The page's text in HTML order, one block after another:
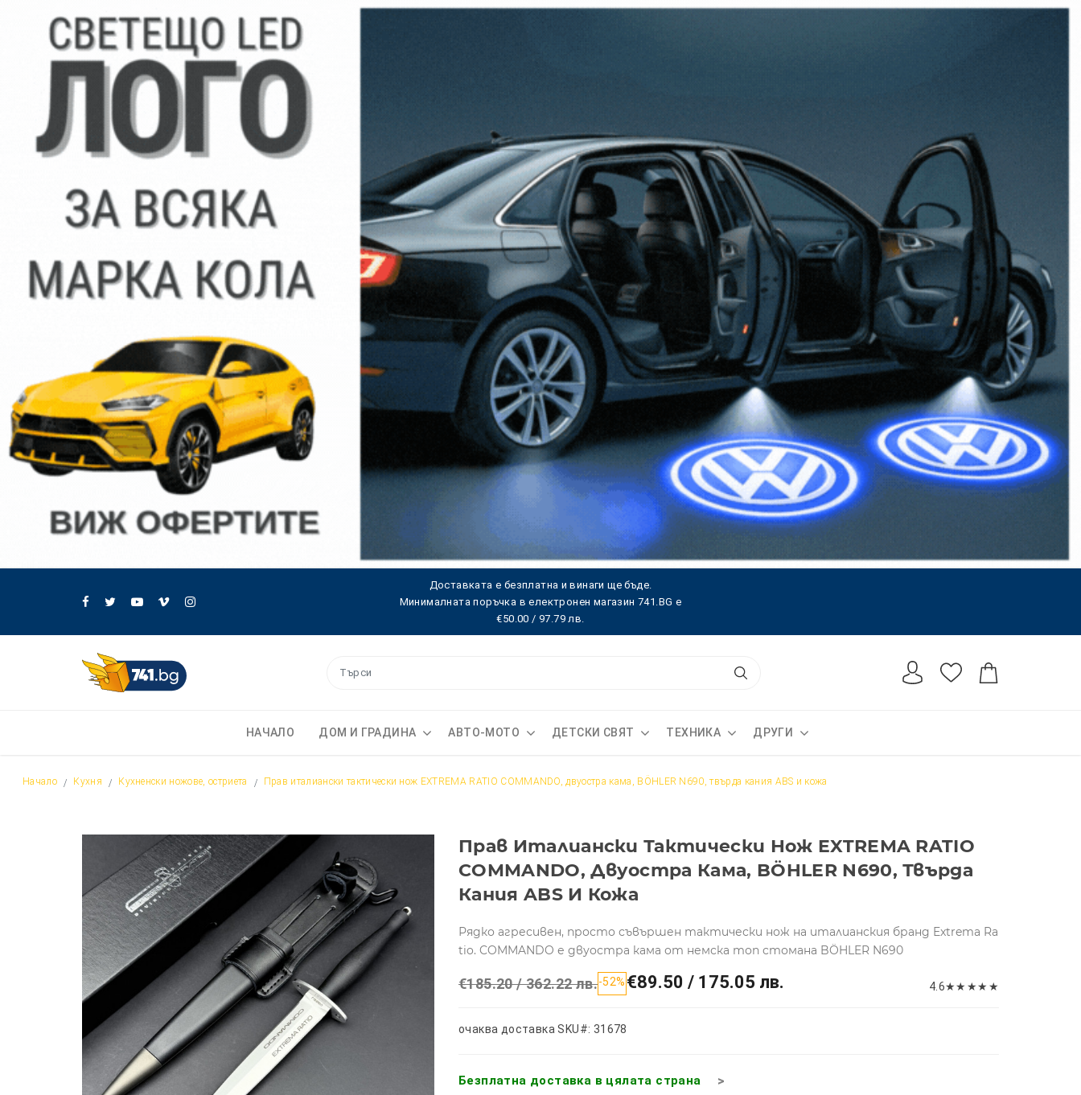
Доставката е безплатна и винаги ще бъде.
Минималната поръчка в електронен магазин 741.BG е
€50.00 / 97.79 лв.
НАЧАЛО ДОМ И ГРАДИНА АВТО-МОТО ДЕТСКИ СВЯТ ТЕХНИКА ДРУГИ
Начало Кухня Кухненски ножове, остриета Прав италиански тактически нoж EXTREMA RATIO COMMANDO, двуостра кама, BÖHLER N690, твърда кания ABS и кожа
Прав Италиански Тактически Нoж EXTREMA RATIO
COMMANDO, Двуостра Кама, BÖHLER N690, Твърда
Кания ABS И Кожа
Рядко агресивен, просто съвършен тактически нож на италианския бранд Extrema Ra
tio. COMMANDO е двуостра кама от немска топ стомана BÖHLER N690
€185.20 / 362.22 лв.-52% €89.50 / 175.05 лв. 4.6★★ ★★ ★
очаква доставка SKU#: 31678
Безплатна доставка в цялата страна